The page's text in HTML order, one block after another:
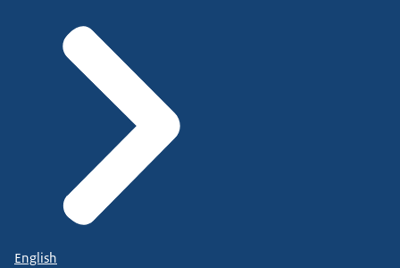
English